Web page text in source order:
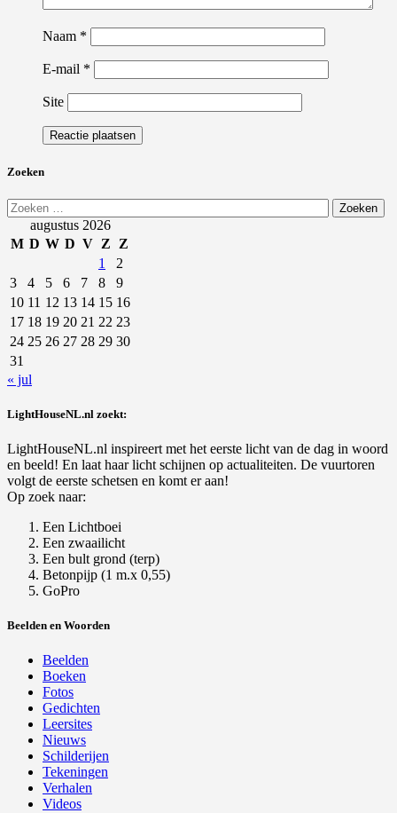
Naam *
E-mail *
Site
Zoeken
Zoeken
naar:augustus 2026
M D W D V Z
Z
1
2
3
4 5 6 7 8
9
10 11 12 13 14 15 16
17 18 19 20 21 22 23
24 25 26 27 28 29 30
31
« jul
LightHouseNL.nl zoekt:
LightHouseNL.nl inspireert met het eerste licht van de dag in woord
en beeld! En laat haar licht schijnen op actualiteiten. De vuurtoren
volgt de eerste schetsen en komt er aan!
Op zoek naar:
Een Lichtboei
Een zwaailicht
Een bult grond (terp)
Betonpijp (1 m.x 0,55)
GoPro
Beelden en Woorden
Beelden
Boeken
Fotos
Gedichten
Leersites
Nieuws
Schilderijen
Tekeningen
Verhalen
Videos